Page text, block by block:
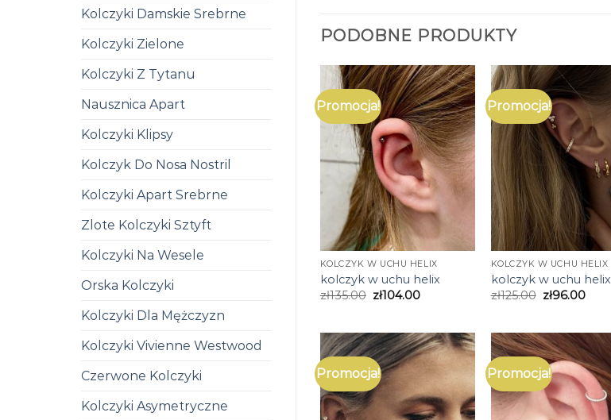
Kolczyki Damskie Srebrne
Kolczyki Zielone
Kolczyki Z Tytanu
Nausznica Apart
Kolczyki Klipsy
Kolczyk Do Nosa Nostril
Kolczyki Apart Srebrne
Zlote Kolczyki Sztyft
Kolczyki Na Wesele
Orska Kolczyki
Kolczyki Dla Mężczyzn
Kolczyki Vivienne Westwood
Czerwone Kolczyki
Kolczyki Asymetryczne
PODOBNE PRODUKTY
Promocja!
KOLCZYK W UCHU HELIX
kolczyk w uchu helix
zł135.00 zł104.00
Promocja!
KOLCZYK W UCHU HELIX
kolczyk w uchu helix
zł125.00 zł96.00
Promocja! Promocja!